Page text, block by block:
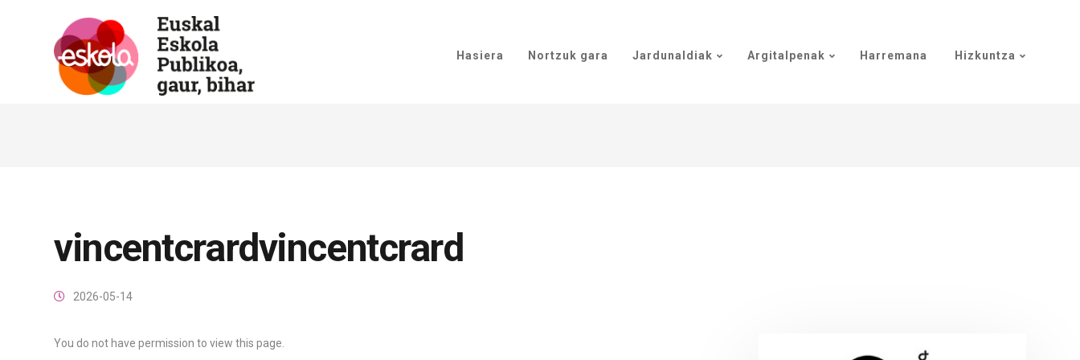
Hasiera Nortzuk gara Jardunaldiak Argitalpenak Harremana Hizkuntza
vincentcrardvincentcrard
2026-05-14
You do not have permission to view this page.